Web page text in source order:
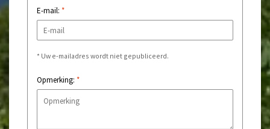
E-mail: *
* Uw e-mailadres wordt niet gepubliceerd.
Opmerking: *